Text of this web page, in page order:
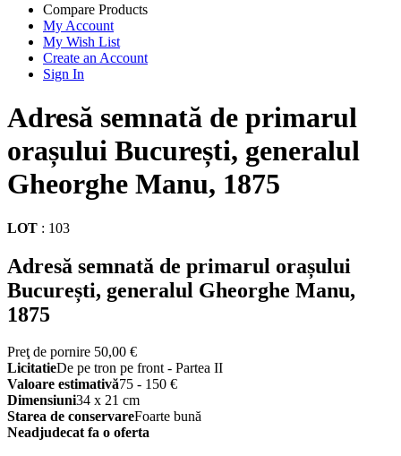
Compare Products
My Account
My Wish List
Create an Account
Sign In
Adresă semnată de primarul
orașului București, generalul
Gheorghe Manu, 1875
LOT : 103
Adresă semnată de primarul orașului
București, generalul Gheorghe Manu,
1875
Preţ de pornire 50,00 €
LicitatieDe pe tron pe front - Partea II
Valoare estimativă75 - 150 €
Dimensiuni34 x 21 cm
Starea de conservareFoarte bună
Neadjudecat fa o oferta